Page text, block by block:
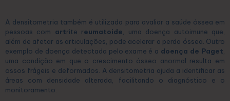
A densitometria também é utilizada para avaliar a saúde óssea em
pessoas com artrite reumatoide , uma doença autoimune que,
além de afetar as articulações, pode acelerar a perda óssea. Outro
exemplo de doença detectada pelo exame é a doença de Paget
uma condição em que o crescimento ósseo anormal resulta em
ossos frágeis e deformados. A densitometria ajuda a identificar as
áreas com densidade alterada, facilitando o diagnóstico e o
monitoramento.